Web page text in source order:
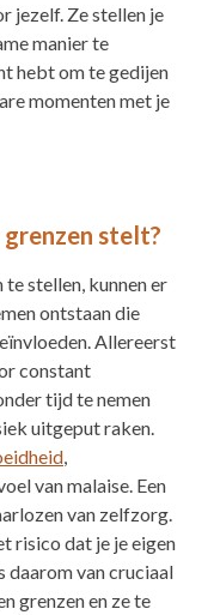
jezelf. Ze stellen je
manier te
hebt om te gedijen
momenten met je
stelt?
stellen, kunnen er
ontstaan die
Allereerst
constant
tijd te nemen
uitgeput raken.
van malaise. Een
van zelfzorg.
risico dat je je eigen
daarom van cruciaal
grenzen en ze te